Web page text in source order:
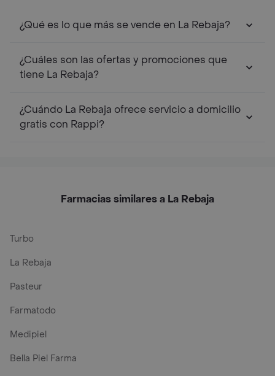
¿Qué es lo que más se vende en La Rebaja?
¿Cuáles son las ofertas y promociones que
tiene La Rebaja?
¿Cuándo La Rebaja ofrece servicio a domicilio
gratis con Rappi?
Farmacias similares a La Rebaja
Turbo
La Rebaja
Pasteur
Farmatodo
Medipiel
Bella Piel Farma